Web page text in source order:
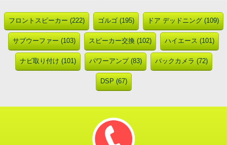
フロントスピーカー (222) ゴルゴ (195) ドア デッドニング (109)
サブウーファー (103) スピーカー交換 (102) ハイエース (101)
ナビ取り付け (101) パワーアンプ (83) バックカメラ (72)
DSP (67)